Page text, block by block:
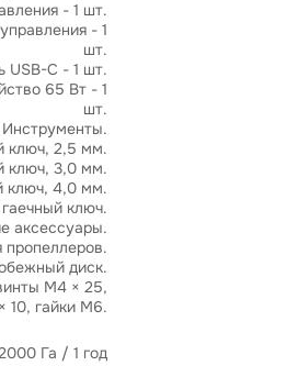
- 1 шт.
- 1
шт.
USB-C - 1 шт.
65 Вт - 1
шт.
ключ, 2,5 мм.
ключ, 3,0 мм.
ключ, 4,0 мм.
ключ.
аксессуары.
диск.
M4 × 25,
10, гайки M6.
Га / 1 год